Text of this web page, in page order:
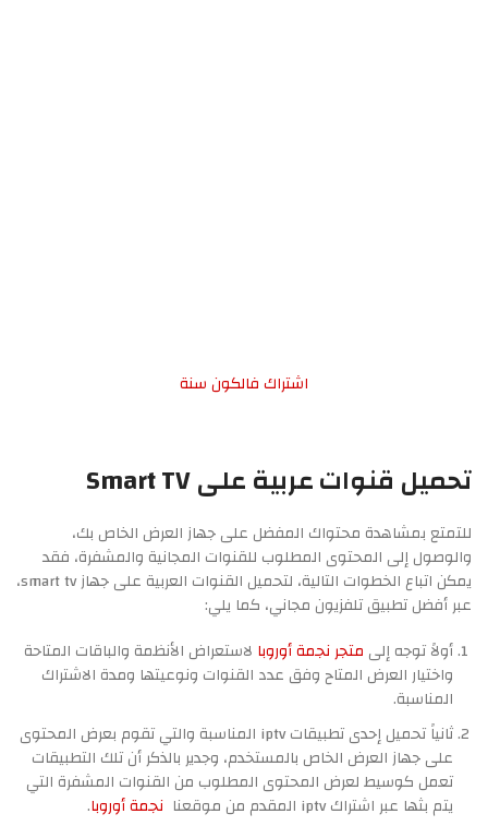
اشتراك فالكون سنة
تحميل قنوات عربية على Smart TV
للتمتع بمشاهدة محتواك المفضل على جهاز العرض الخاص بك،
والوصول إلى المحتوى المطلوب للقنوات المجانية والمشفرة، فقد
يمكن اتباع الخطوات التالية، لتحميل القنوات العربية على جهاز smart tv،
عبر أفضل تطبيق تلفزيون مجاني، كما يلي:
أولاً توجه إلى متجر نجمة أوروبا لاستعراض الأنظمة والباقات المتاحة
واختيار العرض المتاح وفق عدد القنوات ونوعيتها ومدة الاشتراك
المناسبة.
ثانياً تحميل إحدى تطبيقات iptv المناسبة والتي تقوم بعرض المحتوى
على جهاز العرض الخاص بالمستخدم، وجدير بالذكر أن تلك التطبيقات
تعمل كوسيط لعرض المحتوى المطلوب من القنوات المشفرة التي
يتم بثها عبر اشتراك iptv المقدم من موقعنا
نجمة أوروبا.